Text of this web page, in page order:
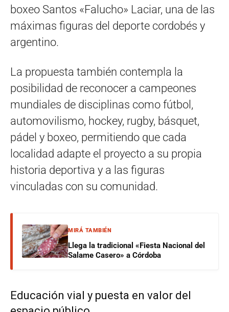
boxeo Santos «Falucho» Laciar, una de las
máximas figuras del deporte cordobés y
argentino.
La propuesta también contempla la
posibilidad de reconocer a campeones
mundiales de disciplinas como fútbol,
automovilismo, hockey, rugby, básquet,
pádel y boxeo, permitiendo que cada
localidad adapte el proyecto a su propia
historia deportiva y a las figuras
vinculadas con su comunidad.
MIRÁ TAMBIÉN
Llega la tradicional «Fiesta Nacional del
Salame Casero» a Córdoba
Educación vial y puesta en valor del